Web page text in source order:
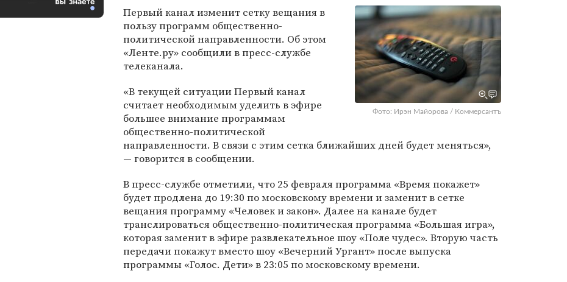
Фото: Ирэн Майорова / Коммерсантъ
Первый канал изменит сетку вещания в
пользу программ общественно-
политической направленности. Об этом
«Ленте.ру» сообщили в пресс-службе
телеканала.
«В текущей ситуации Первый канал
считает необходимым уделить в эфире
большее внимание программам
общественно-политической
направленности. В связи с этим сетка ближайших дней будет меняться»,
— говорится в сообщении.
В пресс-службе отметили, что 25 февраля программа «Время покажет»
будет продлена до 19:30 по московскому времени и заменит в сетке
вещания программу «Человек и закон». Далее на канале будет
транслироваться общественно-политическая программа «Большая игра»,
которая заменит в эфире развлекательное шоу «Поле чудес». Вторую часть
передачи покажут вместо шоу «Вечерний Ургант» после выпуска
программы «Голос. Дети» в 23:05 по московскому времени.